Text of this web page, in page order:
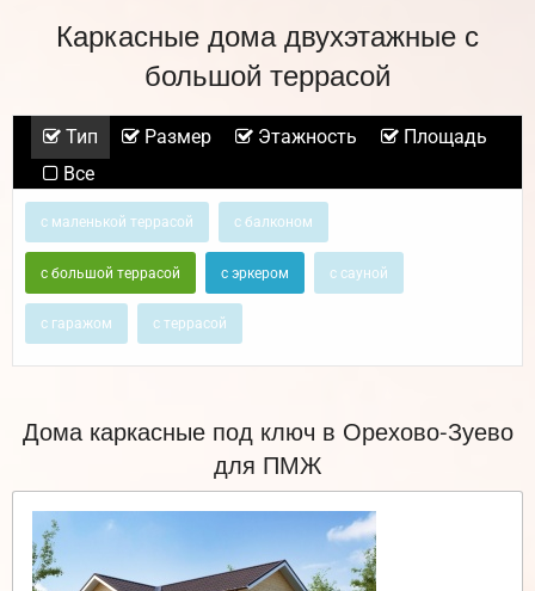
Каркасные дома двухэтажные с
большой террасой
Тип Размер Этажность
Площадь
Все
с маленькой террасой с балконом
с большой террасой с эркером с сауной
с гаражом с террасой
Дома каркасные под ключ в Орехово-Зуево
для ПМЖ